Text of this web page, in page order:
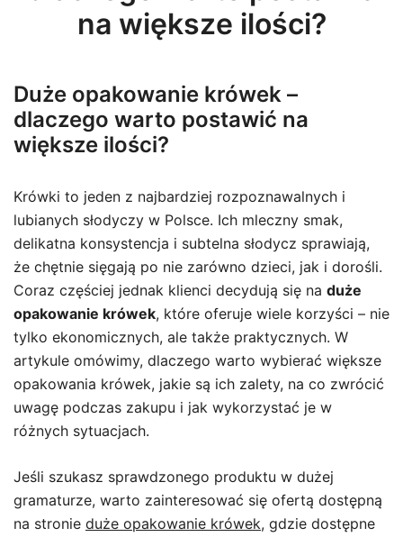
na większe ilości?
Duże opakowanie krówek –
dlaczego warto postawić na
większe ilości?
Krówki to jeden z najbardziej rozpoznawalnych i
lubianych słodyczy w Polsce. Ich mleczny smak,
delikatna konsystencja i subtelna słodycz sprawiają,
że chętnie sięgają po nie zarówno dzieci, jak i dorośli.
Coraz częściej jednak klienci decydują się na duże
opakowanie krówek, które oferuje wiele korzyści – nie
tylko ekonomicznych, ale także praktycznych. W
artykule omówimy, dlaczego warto wybierać większe
opakowania krówek, jakie są ich zalety, na co zwrócić
uwagę podczas zakupu i jak wykorzystać je w
różnych sytuacjach.
Jeśli szukasz sprawdzonego produktu w dużej
gramaturze, warto zainteresować się ofertą dostępną
na stronie duże opakowanie krówek, gdzie dostępne